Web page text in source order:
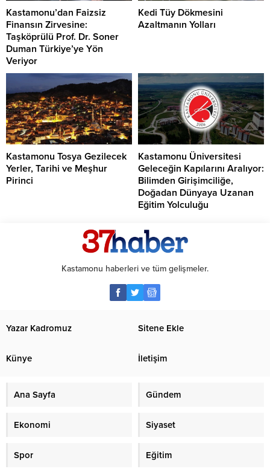
Kastamonu’dan Faizsiz
Finansın Zirvesine:
Taşköprülü Prof. Dr. Soner
Duman Türkiye’ye Yön
Veriyor
Kedi Tüy Dökmesini
Azaltmanın Yolları
Kastamonu Tosya Gezilecek
Yerler, Tarihi ve Meşhur
Pirinci
Kastamonu Üniversitesi
Geleceğin Kapılarını Aralıyor:
Bilimden Girişimciliğe,
Doğadan Dünyaya Uzanan
Eğitim Yolculuğu
Kastamonu haberleri ve tüm gelişmeler.
Yazar Kadromuz Sitene Ekle
Künye İletişim
Ana Sayfa Gündem
Ekonomi Siyaset
Spor Eğitim